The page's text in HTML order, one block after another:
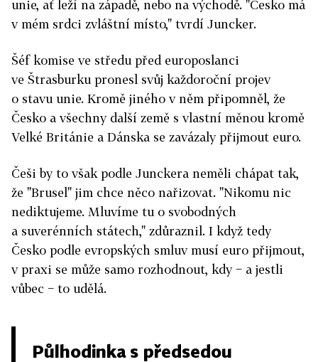
unie, ať leží na západě, nebo na východě. "Česko má
v mém srdci zvláštní místo," tvrdí Juncker.
Šéf komise ve středu před europoslanci
ve Štrasburku pronesl svůj každoroční projev
o stavu unie. Kromě jiného v něm připomněl, že
Česko a všechny další země s vlastní měnou kromě
Velké Británie a Dánska se zavázaly přijmout euro.
Češi by to však podle Junckera neměli chápat tak,
že "Brusel" jim chce něco nařizovat. "Nikomu nic
nediktujeme. Mluvíme tu o svobodných
a suverénních státech," zdůraznil. I když tedy
Česko podle evropských smluv musí euro přijmout,
v praxi se může samo rozhodnout, kdy − a jestli
vůbec − to udělá.
Půlhodinka s předsedou